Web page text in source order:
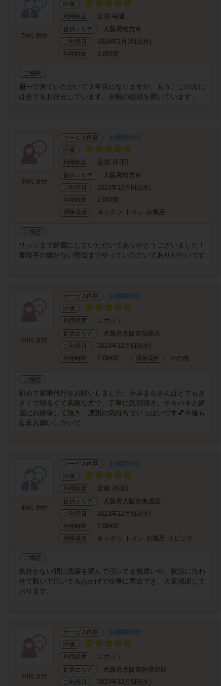
70代 男性
評価
利用頻度
定期 毎週
提供エリア 大阪府枚方市
ご利用日 2024年1月15日(月)
利用時間 3.0時間
ご感想
週一で来ていただいて２年目になりますが、もう、この方に
は全てをお任せしています。全幅の信頼を置いています。
30代 女性
サービス内容 お掃除代行
評価
利用頻度
定期 月2回
提供エリア 大阪府枚方市
ご利用日 2023年12月6日(水)
利用時間 2.0時間
掃除場所 キッチン トイレ お風呂
ご感想
サッシまで綺麗にしていただいてありがとうございました！
普段手の届かない部位までやっていただいてありがたいです
60代 女性
サービス内容 お掃除代行
評価
利用頻度
スポット
提供エリア 大阪府大阪市福島区
ご利用日 2023年12月6日(水)
利用時間 2.0時間 掃除場所 その他
ご感想
初めて家事代行をお願いしました。かみまちさんはとてもき
さくで明るくて素敵な方で、丁寧に説明頂き、テキパキと綺
麗にお掃除して頂き、感謝の気持ちでいっぱいです💕今後も
是非お願いしたいで...
40代 男性
サービス内容 お掃除代行
評価
利用頻度
定期 月2回
提供エリア 大阪府大阪市東成区
ご利用日 2023年12月5日(火)
利用時間 2.0時間
掃除場所 キッチン トイレ お風呂 リビング
ご感想
気付かない間に洗濯を畳んで頂いてる気遣いや、状況に合わ
せて動いて頂いてるおかげで仕事に専念でき、大変感謝して
おります。
30代 女性
サービス内容 お掃除代行
評価
利用頻度
スポット
提供エリア 大阪府大阪市阿倍野区
ご利用日 2023年12月5日(火)